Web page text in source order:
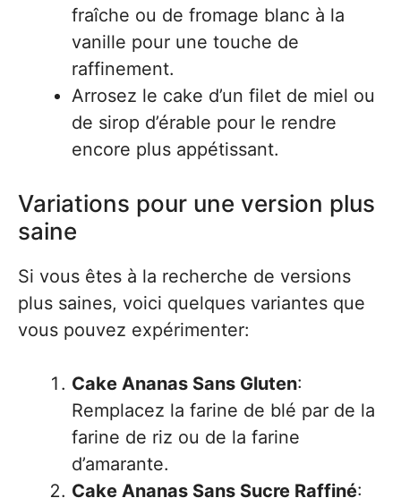
fraîche ou de fromage blanc à la
vanille pour une touche de
raffinement.
Arrosez le cake d’un filet de miel ou
de sirop d’érable pour le rendre
encore plus appétissant.
Variations pour une version plus
saine
Si vous êtes à la recherche de versions
plus saines, voici quelques variantes que
vous pouvez expérimenter:
Cake Ananas Sans Gluten:
Remplacez la farine de blé par de la
farine de riz ou de la farine
d’amarante.
Cake Ananas Sans Sucre Raffiné: